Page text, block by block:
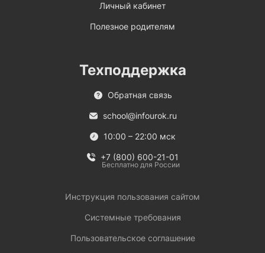
Личный кабинет
Полезное родителям
Техподдержка
Обратная связь
school@infourok.ru
10:00 – 22:00 мск
+7 (800) 600-21-01
Бесплатно для России
Инструкция пользования сайтом
Системные требования
Пользовательское соглашение